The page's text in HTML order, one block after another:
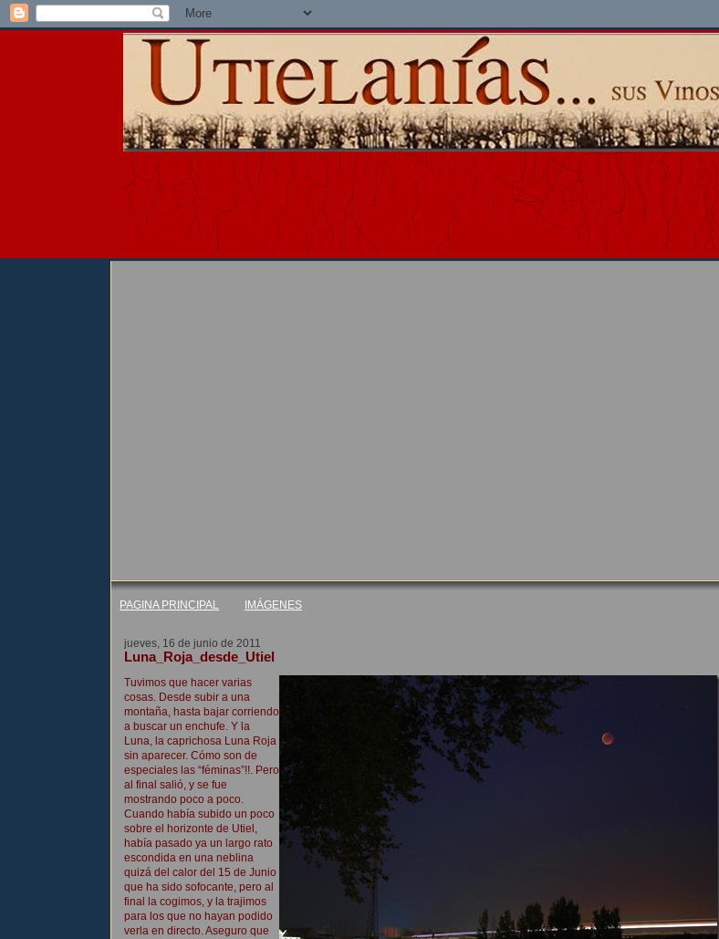
PAGINA PRINCIPAL IMÁGENES
jueves, 16 de junio de 2011
Luna_Roja_desde_Utiel
Tuvimos que hacer varias
cosas. Desde subir a una
montaña, hasta bajar corriendo
a buscar un enchufe. Y la
Luna, la caprichosa Luna Roja
sin aparecer. Cómo son de
especiales las “féminas”!!. Pero
al final salió, y se fue
mostrando poco a poco.
Cuando había subido un poco
sobre el horizonte de Utiel,
había pasado ya un largo rato
escondida en una neblina
quizá del calor del 15 de Junio
que ha sido sofocante, pero al
final la cogimos, y la trajimos
para los que no hayan podido
verla en directo. Aseguro que